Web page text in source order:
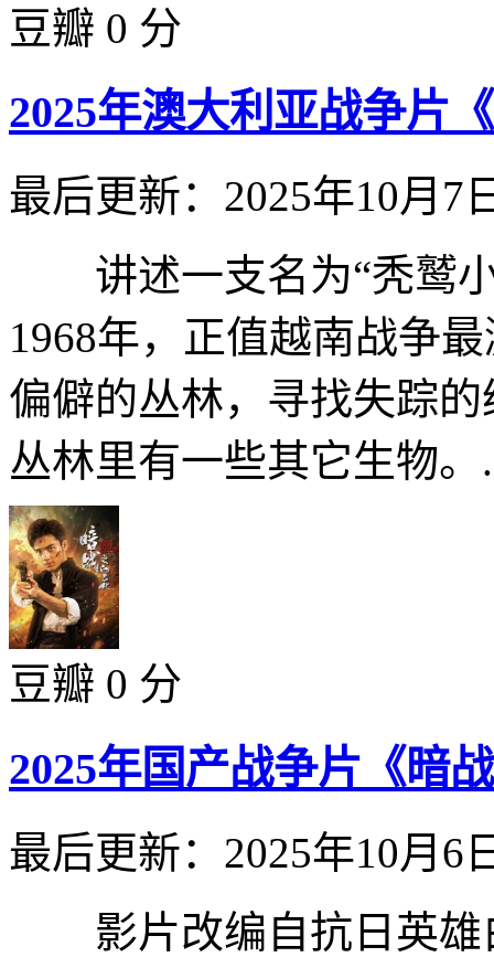
豆瓣 0 分
2025年澳大利亚战争片
最后更新：2025年10月7
讲述一支名为“秃鹫小
1968年，正值越南战争
偏僻的丛林，寻找失踪
丛林里有一些其它生物
豆瓣 0 分
2025年国产战争片《暗
最后更新：2025年10月6
影片改编自抗日英雄